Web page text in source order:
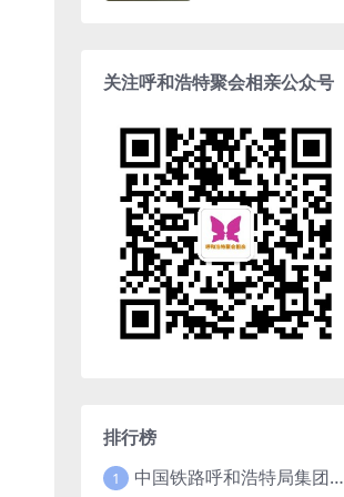
关注呼和浩特聚会相亲公众号
排行榜
1 中国铁路呼和浩特局集团有限公司2025年招聘高校毕业生公告（1月15日截止）